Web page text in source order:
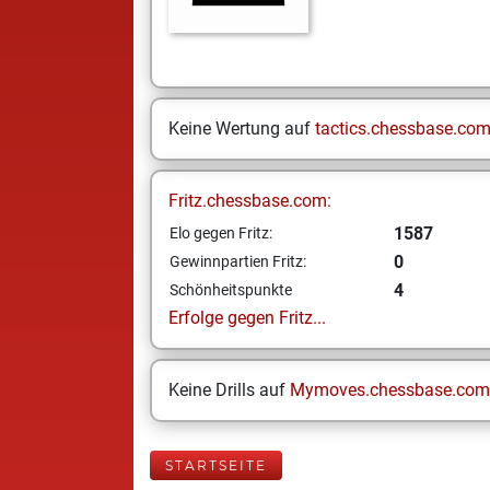
Keine Wertung auf tactics.chessbase.com
Fritz.chessbase.com:
Elo gegen Fritz: 1587
Gewinnpartien Fritz: 0
Schönheitspunkte
4
Erfolge gegen Fritz...
Keine Drills auf Mymoves.chessbase.com
STARTSEITE